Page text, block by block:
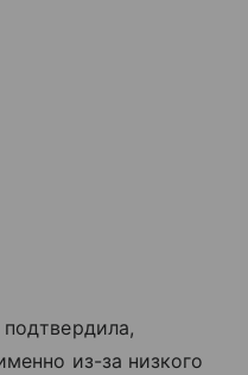
из-за низкого